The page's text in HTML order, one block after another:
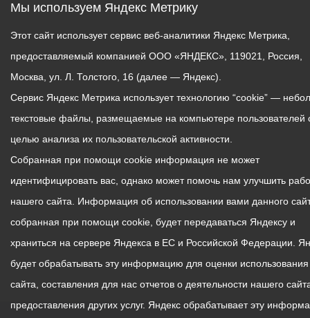
Мы используем Яндекс Метрику
Этот сайт использует сервис веб-аналитики Яндекс Метрика,
предоставляемый компанией ООО «ЯНДЕКС», 119021, Россия,
Москва, ул. Л. Толстого, 16 (далее — Яндекс).
Сервис Яндекс Метрика использует технологию “cookie” —
текстовые файлы, размещаемые на компьютере пользователей
целью анализа их пользовательской активности.
Собранная при помощи cookie информация не может
идентифицировать вас, однако может помочь нам улучшить
нашего сайта. Информация об использовании вами данного
собранная при помощи cookie, будет передаваться Яндексу и
храниться на сервере Яндекса в ЕС и Российской Федерации.
будет обрабатывать эту информацию для оценки
сайта, составления для нас отчетов о деятельности нашего
предоставления других услуг. Яндекс обрабатывает эту